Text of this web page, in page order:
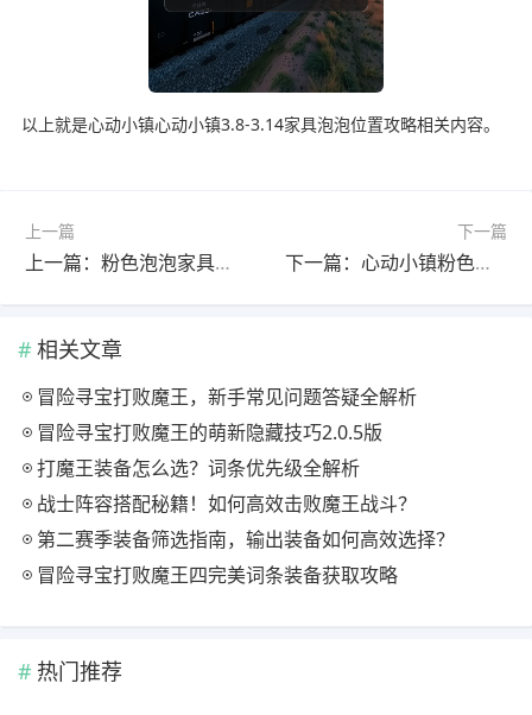
以上就是心动小镇心动小镇3.8-3.14家具泡泡位置攻略相关内容。
上一篇
上一篇：粉色泡泡家具布置指南
下一篇
下一篇：心动小镇粉色泡泡家具拼图领取位置攻略
相关文章
冒险寻宝打败魔王，新手常见问题答疑全解析
冒险寻宝打败魔王的萌新隐藏技巧2.0.5版
打魔王装备怎么选？词条优先级全解析
战士阵容搭配秘籍！如何高效击败魔王战斗？
第二赛季装备筛选指南，输出装备如何高效选择？
冒险寻宝打败魔王四完美词条装备获取攻略
热门推荐